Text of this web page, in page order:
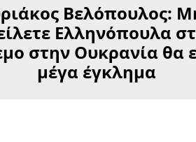
Βελόπουλος:
Ελληνόπουλα
στην Ουκρανία θα
μέγα έγκλημα